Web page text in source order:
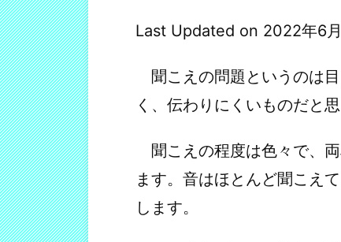
Last Updated on 2022年6
聞こえの問題というのは
く、伝わりにくいものだと思
聞こえの程度は色々で、
ます。音はほとんど聞こえ
します。